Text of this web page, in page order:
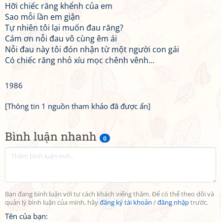
Bình luận nhanh 0
Bạn đang bình luận với tư cách khách viếng thăm. Để có thể theo dõi và
quản lý bình luận của mình, hãyđăng ký tài khoản /đăng nhậptrước.
Tên của bạn:
Hỡi chiếc răng khểnh của em
Sao mỗi lần em giận
Tự nhiên tôi lại muốn đau răng?
Cám ơn nỗi đau vô cùng êm ái
Nỗi đau này tôi đón nhận từ một người con gái
Có chiếc răng nhỏ xíu mọc chênh vênh...
1986
[Thông tin 1 nguồn tham khảo đã được ẩn]